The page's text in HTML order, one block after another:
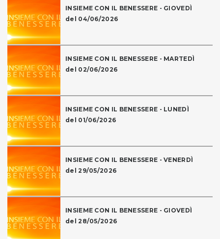
INSIEME CON IL BENESSERE - GIOVEDÌ
del 04/06/2026
INSIEME CON IL BENESSERE - MARTEDÌ
del 02/06/2026
INSIEME CON IL BENESSERE - LUNEDÌ
del 01/06/2026
INSIEME CON IL BENESSERE - VENERDÌ
del 29/05/2026
INSIEME CON IL BENESSERE - GIOVEDÌ
del 28/05/2026